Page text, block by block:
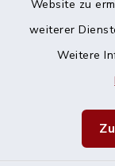
Website zu
weiterer
Weitere